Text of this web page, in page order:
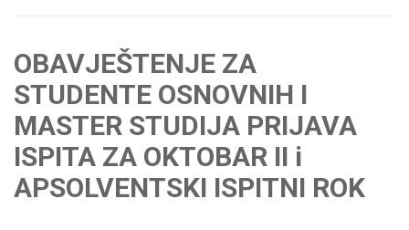
OBAVJEŠTENJE ZA
STUDENTE OSNOVNIH I
MASTER STUDIJA PRIJAVA
ISPITA ZA OKTOBAR II i
APSOLVENTSKI ISPITNI ROK